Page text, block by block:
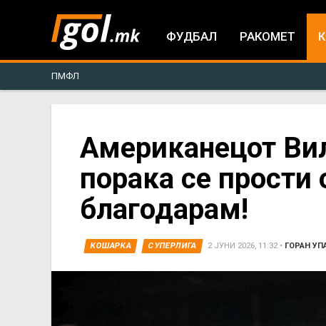
ФУДБАЛ РАКОМЕТ
ПМФЛ
here
Американецот
порака се
благодарам!
КОШАРКА СУПЕРЛИГА 2 ЈУНИ 2026, 11:32• ГОРАН